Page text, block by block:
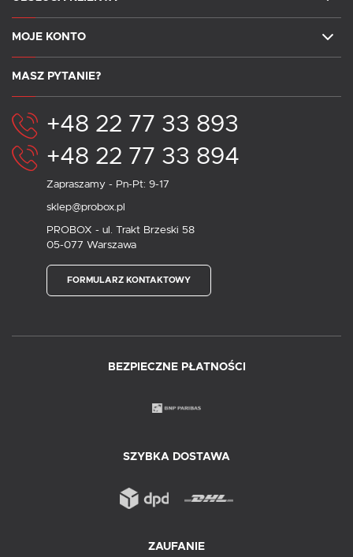
MOJE KONTO
MASZ PYTANIE?
+48 22 77 33 893
+48 22 77 33 894
Zapraszamy - Pn-Pt: 9-17
sklep@probox.pl
PROBOX - ul. Trakt Brzeski 58
05-077 Warszawa
FORMULARZ KONTAKTOWY
BEZPIECZNE PŁATNOŚCI
SZYBKA DOSTAWA
ZAUFANIE